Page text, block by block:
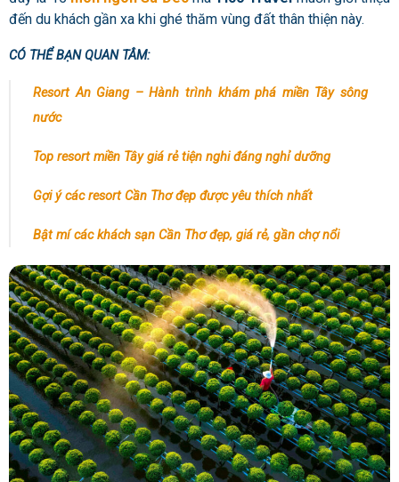
đến du khách gần xa khi ghé thăm vùng đất thân thiện này.
CÓ THỂ BẠN QUAN TÂM:
Resort An Giang – Hành trình khám phá miền Tây sông
nước
Top resort miền Tây giá rẻ tiện nghi đáng nghỉ dưỡng
Gợi ý các resort Cần Thơ đẹp được yêu thích nhất
Bật mí các khách sạn Cần Thơ đẹp, giá rẻ, gần chợ nổi